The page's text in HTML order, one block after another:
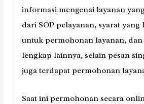
informasi mengenai layanan
dari SOP pelayanan, syarat
untuk permohonan layanan,
lengkap lainnya, selain pesan
juga terdapat permohonan
Saat ini permohonan secara